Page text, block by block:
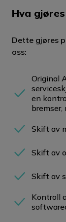
Hva
Dette gjøres
oss:
Original
en
Skift av
Skift av
Skift av
Kontroll